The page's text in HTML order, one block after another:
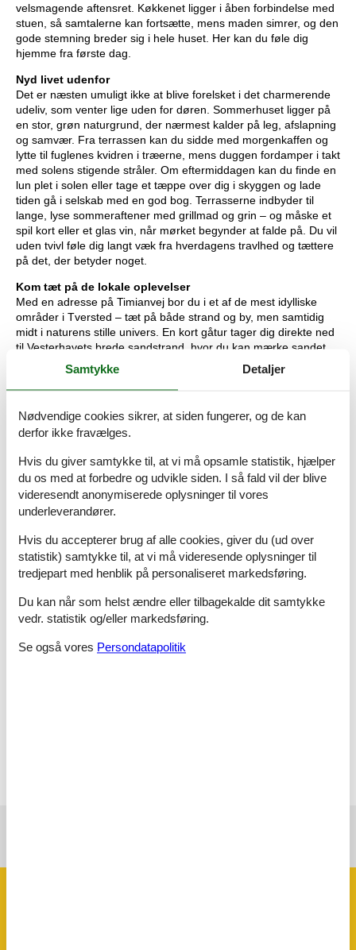
velsmagende aftensret. Køkkenet ligger i åben forbindelse med
stuen, så samtalerne kan fortsætte, mens maden simrer, og den
gode stemning breder sig i hele huset. Her kan du føle dig
hjemme fra første dag.
Nyd livet udenfor
Det er næsten umuligt ikke at blive forelsket i det charmerende
udeliv, som venter lige uden for døren. Sommerhuset ligger på
en stor, grøn naturgrund, der nærmest kalder på leg, afslapning
og samvær. Fra terrassen kan du sidde med morgenkaffen og
lytte til fuglenes kvidren i træerne, mens duggen fordamper i takt
med solens stigende stråler. Om eftermiddagen kan du finde en
lun plet i solen eller tage et tæppe over dig i skyggen og lade
tiden gå i selskab med en god bog. Terrasserne indbyder til
lange, lyse sommeraftener med grillmad og grin – og måske et
spil kort eller et glas vin, når mørket begynder at falde på. Du vil
uden tvivl føle dig langt væk fra hverdagens travlhed og tættere
på det, der betyder noget.
Kom tæt på de lokale oplevelser
Med en adresse på Timianvej bor du i et af de mest idylliske
områder i Tversted – tæt på både strand og by, men samtidig
midt i naturens stille univers. En kort gåtur tager dig direkte ned
til Vesterhavets brede sandstrand, hvor du kan mærke sandet
mellem tæerne, dyppe fødderne i det kølige hav og lade
tankerne drive med bølgerne. På vejen kan du slå et smut forbi
de lokale ishuse og nyde en vaffel i solen, eller gå på opdagelse
ikke mindst i Tversted Klitplantage, hvor stierne snor sig mellem
træer og klitter og indbyder til både cykel- og vandreture. Er du i
humør til en udflugt, ligger både Ørnereservatet, Nordsøen
Oceanarium og Skagen kun en kort køretur væk. Kort sagt: her
får du den perfekte base for både afslapning og oplevelser.
Husk, at du altid kan låne trækvogne, barnestole og barnesenge
returnere dem til os igen, når din ferie er vel overstået
Rumindretning
Soveværelse
Dobbeltseng - 2x80x200
Soveværelse
Samtykke Detaljer
Nødvendige cookies sikrer, at siden fungerer, og de kan
derfor ikke fravælges.
Hvis du giver samtykke til, at vi må opsamle statistik, hjælper
du os med at forbedre og udvikle siden. I så fald vil der blive
videresendt anonymiserede oplysninger til vores
underleverandører.
Hvis du accepterer brug af alle cookies, giver du (ud over
statistik) samtykke til, at vi må videresende oplysninger til
tredjepart med henblik på personaliseret markedsføring.
Du kan når som helst ændre eller tilbagekalde dit samtykke
vedr. statistik og/eller markedsføring.
Se også vores Persondatapolitik